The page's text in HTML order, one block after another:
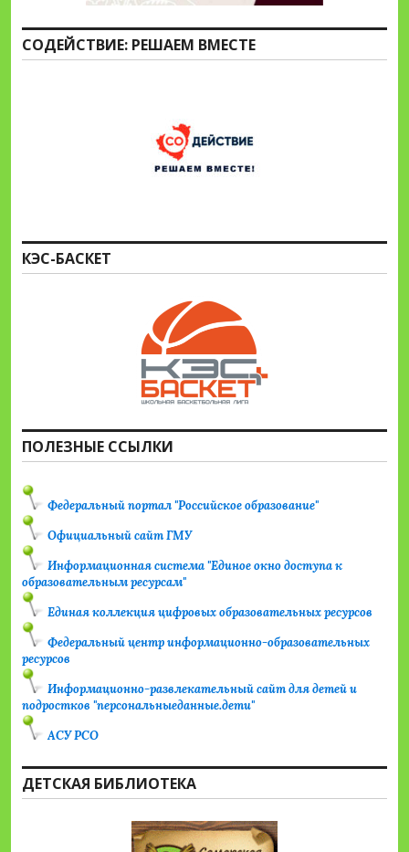
СОДЕЙСТВИЕ: РЕШАЕМ ВМЕСТЕ
КЭС-БАСКЕТ
ПОЛЕЗНЫЕ ССЫЛКИ
Федеральный портал "Российское образование"
Официальный сайт ГМУ
Информационная система "Единое окно доступа к
образовательным ресурсам"
Единая коллекция цифровых образовательных ресурсов
Федеральный центр информационно-образовательных
ресурсов
Информационно-развлекательный сайт для детей и
подростков "персональныеданные.дети"
АСУ РСО
ДЕТСКАЯ БИБЛИОТЕКА